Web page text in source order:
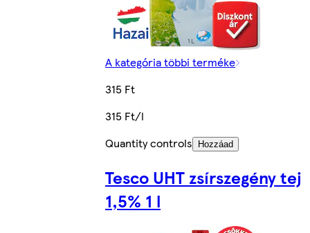
A kategória többi terméke
315 Ft
315 Ft/l
Quantity controls
Hozzáad
Tesco UHT zsírszegény tej
1,5% 1 l